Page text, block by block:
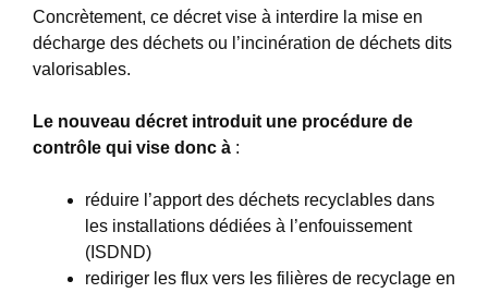
Concrètement, ce décret vise à interdire la mise en
décharge des déchets ou l’incinération de déchets dits
valorisables.
Le nouveau décret introduit une procédure de
contrôle qui vise donc à :
réduire l’apport des déchets recyclables dans
les installations dédiées à l’enfouissement
(ISDND)
rediriger les flux vers les filières de recyclage en